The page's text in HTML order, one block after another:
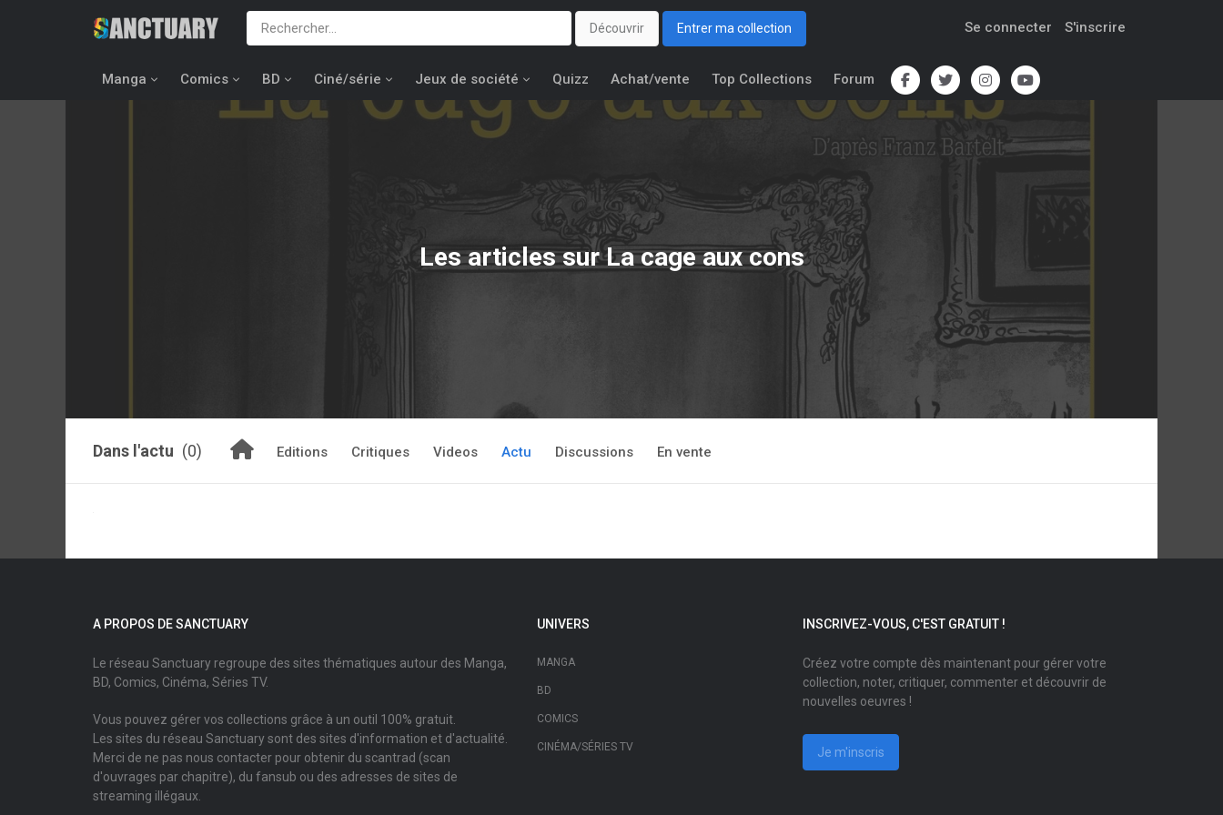
Découvrir Entrer ma collection Se connecter S'inscrire
Manga Comics BD Ciné/série Jeux de société Quizz Achat/vente Top Collections Forum
Les articles sur La cage aux cons
Dans l'actu (0) Editions Critiques Videos Actu Discussions En vente
A PROPOS DE SANCTUARY
Le réseau Sanctuary regroupe des sites thématiques autour des Manga,
BD, Comics, Cinéma, Séries TV.
Vous pouvez gérer vos collections grâce à un outil 100% gratuit.
Les sites du réseau Sanctuary sont des sites d'information et d'actualité.
Merci de ne pas nous contacter pour obtenir du scantrad (scan
d'ouvrages par chapitre), du fansub ou des adresses de sites de
streaming illégaux.
UNIVERS
MANGA
BD
COMICS
CINÉMA/SÉRIES TV
INSCRIVEZ-VOUS, C'EST GRATUIT !
Créez votre compte dès maintenant pour gérer votre
collection, noter, critiquer, commenter et découvrir de
nouvelles oeuvres !
Je m'inscris